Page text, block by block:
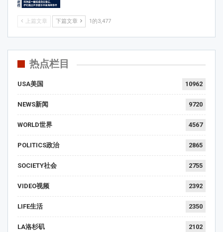
上篇文章 下篇文章 1的3,477
热点栏目
USA美国 10962
NEWS新闻 9720
WORLD世界 4567
POLITICS政治 2865
SOCIETY社会 2755
VIDEO视频 2392
LIFE生活 2350
LA洛杉矶 2102